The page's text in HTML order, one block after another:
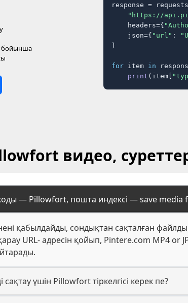
бойынша
response =
"https://
    headers={
    json={
"url" :
)
for item in
print (item[
видео,
— Pillowfort, пошта индексі — save media
қабылдайды, сондықтан сақталған
URL- адресін қойып, Pintere.com MP4 or
үшін Pillowfort тіркелгісі керек пе?